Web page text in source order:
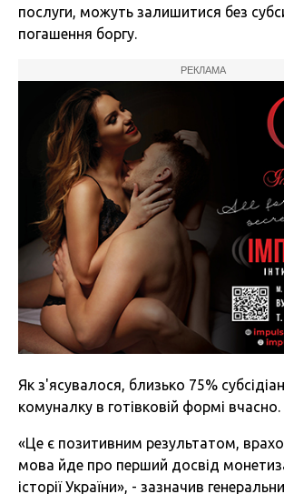
послуги, можуть залишитися без
погашення боргу.
РЕКЛАМА
Як з'ясувалося, близько 75%
комуналку в готівковій формі вчасно.
«Це є позитивним результатом,
мова йде про перший досвід
історії України», - зазначив